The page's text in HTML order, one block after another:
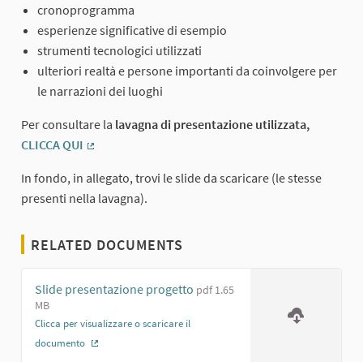
cronoprogramma
esperienze significative di esempio
strumenti tecnologici utilizzati
ulteriori realtà e persone importanti da coinvolgere per
le narrazioni dei luoghi
Per consultare la lavagna di presentazione utilizzata,
CLICCA QUI
In fondo, in allegato, trovi le slide da scaricare (le stesse
presenti nella lavagna).
RELATED DOCUMENTS
Slide presentazione progetto pdf 1.65
MB
Clicca per visualizzare o scaricare il
documento